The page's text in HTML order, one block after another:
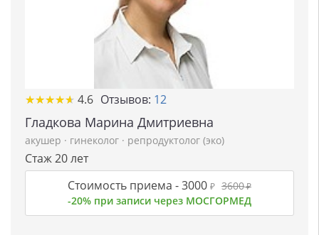
★★★★★
★★★★★ 4.6 Отзывов: 12
Гладкова Марина Дмитриевна
акушер · гинеколог · репродуктолог (эко)
Стаж 20 лет
Стоимость приема -3000 ₽ 3600₽
-20% при записи через МОСГОРМЕД